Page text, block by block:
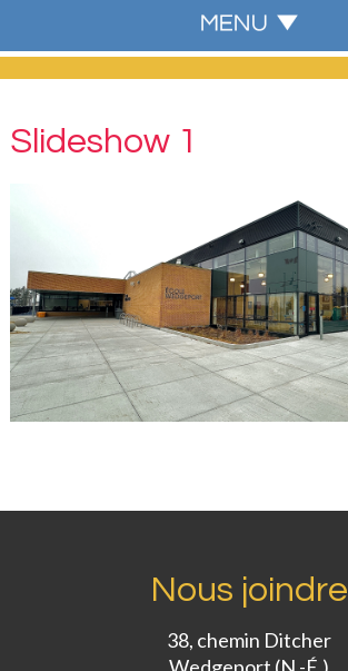
Slideshow 1
Nous joindre
38, chemin Ditcher